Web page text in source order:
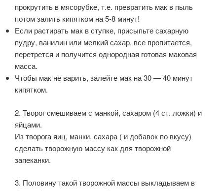
прокрутить в мясорубке, т.е. превратить мак в пыль
потом залить кипятком на 5-8 минут!
Если растирать мак в ступке, присыпьте сахарную
пудру, ванилин или мелкий сахар, все пропитается,
перетрется и получится однородная готовая маковая
масса.
Чтобы мак не варить, залейте мак на 30 — 40 минут
кипятком.
2. Творог смешиваем с манкой, сахаром (4 ст. ложки) и
яйцами.
Из творога яиц, манки, сахара ( и добавок по вкусу)
сделать творожную массу как для творожной
запеканки.
3. Половину такой творожной массы выкладываем в